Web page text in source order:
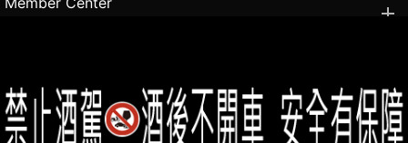
2021思橙國際有限公司 版權所有 禁止轉貼節錄 All rights reserved.